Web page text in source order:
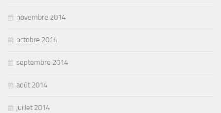
novembre 2014
octobre 2014
septembre 2014
août 2014
juillet 2014